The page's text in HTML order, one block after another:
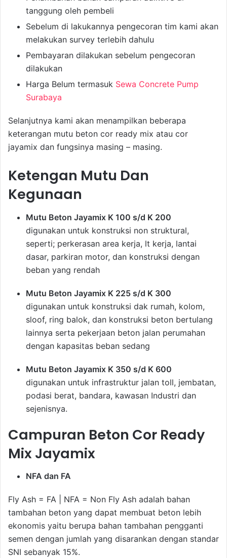
tanggung oleh pembeli
Sebelum di lakukannya pengecoran tim kami akan
melakukan survey terlebih dahulu
Pembayaran dilakukan sebelum pengecoran
dilakukan
Harga Belum termasuk Sewa Concrete Pump
Surabaya
Selanjutnya kami akan menampilkan beberapa
keterangan mutu beton cor ready mix atau cor
jayamix dan fungsinya masing – masing.
Ketengan Mutu Dan
Kegunaan
Mutu Beton Jayamix K 100 s/d K 200
digunakan untuk konstruksi non struktural,
seperti; perkerasan area kerja, lt kerja, lantai
dasar, parkiran motor, dan konstruksi dengan
beban yang rendah
Mutu Beton Jayamix K 225 s/d K 300
digunakan untuk konstruksi dak rumah, kolom,
sloof, ring balok, dan konstruksi beton bertulang
lainnya serta pekerjaan beton jalan perumahan
dengan kapasitas beban sedang
Mutu Beton Jayamix K 350 s/d K 600
digunakan untuk infrastruktur jalan toll, jembatan,
podasi berat, bandara, kawasan Industri dan
sejenisnya.
Campuran Beton Cor Ready
Mix Jayamix
NFA dan FA
Fly Ash = FA | NFA = Non Fly Ash adalah bahan
tambahan beton yang dapat membuat beton lebih
ekonomis yaitu berupa bahan tambahan pengganti
semen dengan jumlah yang disarankan dengan standar
SNI sebanyak 15%.